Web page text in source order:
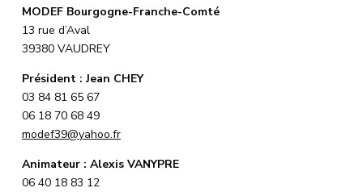
MODEF Bourgogne-Franche-Comté
13 rue d’Aval
39380 VAUDREY
Président : Jean CHEY
03 84 81 65 67
06 18 70 68 49
modef39@yahoo.fr
Animateur : Alexis VANYPRE
06 40 18 83 12